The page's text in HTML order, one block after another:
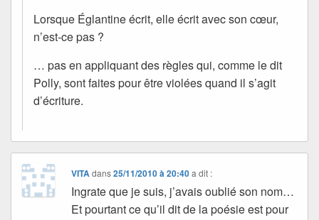
Lorsque Églantine écrit, elle écrit avec son cœur,
n’est-ce pas ?
… pas en appliquant des règles qui, comme le dit
Polly, sont faites pour être violées quand il s’agit
d’écriture.
VITAdans25/11/2010 à 20:40 a dit :
Ingrate que je suis, j’avais oublié son nom…
Et pourtant ce qu’il dit de la poésie est pour